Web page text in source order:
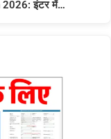
2026: इंटर में…